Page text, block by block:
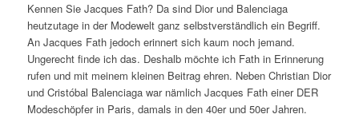
Kennen Sie Jacques Fath? Da sind Dior und Balenciaga
heutzutage in der Modewelt ganz selbstverständlich ein Begriff.
An Jacques Fath jedoch erinnert sich kaum noch jemand.
Ungerecht finde ich das. Deshalb möchte ich Fath in Erinnerung
rufen und mit meinem kleinen Beitrag ehren. Neben Christian Dior
und Cristóbal Balenciaga war nämlich Jacques Fath einer DER
Modeschöpfer in Paris, damals in den 40er und 50er Jahren.